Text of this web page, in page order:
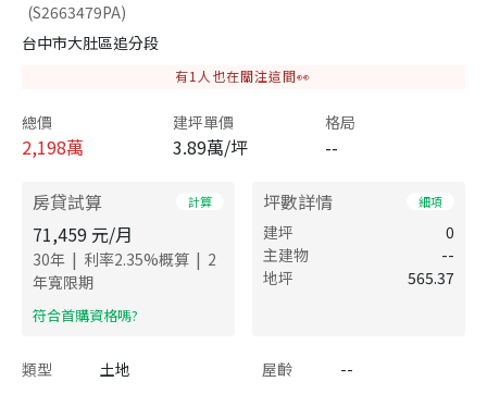
(S2663479PA)
台中市大肚區追分段
有1 人也在關注這間👀
總價
2,198萬
建坪單價
3.89萬/坪
格局
--
房貸試算 計算
71,459 元/月
30年 | 利率2.35%概算 | 2
年寬限期
​符合首購資格嗎?
坪數詳情 細項
建坪
0
主建物
--
地坪
565.37
類型 土地 屋齡
--